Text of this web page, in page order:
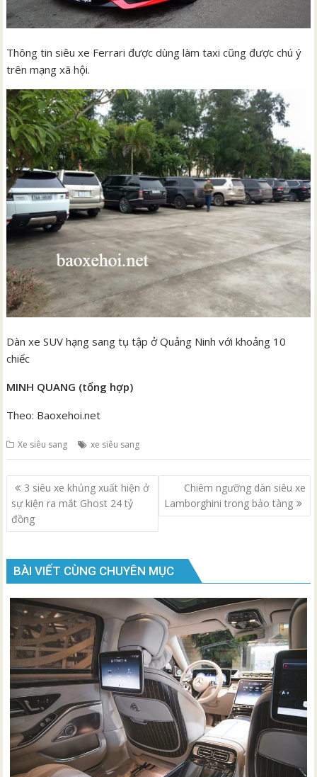
Thông tin siêu xe Ferrari được dùng làm taxi cũng được chú ý
trên mạng xã hội.
Dàn xe SUV hạng sang tụ tập ở Quảng Ninh với khoảng 10
chiếc
MINH QUANG (tổng hợp)
Theo: Baoxehoi.net
Xe siêu sang xe siêu sang
Điều
hướng
bài
3 siêu xe khủng xuất hiện ở
sự kiện ra mắt Ghost 24 tỷ
đồng
Chiêm ngưỡng dàn siêu xe
Lamborghini trong bảo tàng
BÀI VIẾT CÙNG CHUYÊN MỤC